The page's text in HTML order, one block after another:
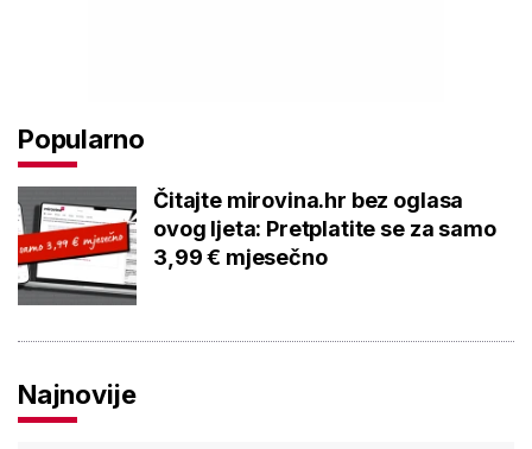
Popularno
Čitajte mirovina.hr bez oglasa
ovog ljeta: Pretplatite se za samo
3,99 € mjesečno
Najnovije